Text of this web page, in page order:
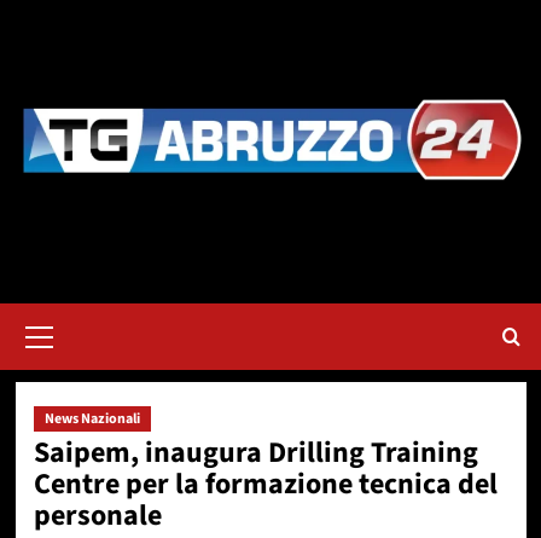
principale
News Nazionali
Saipem, inaugura Drilling Training
Centre per la formazione tecnica del
personale